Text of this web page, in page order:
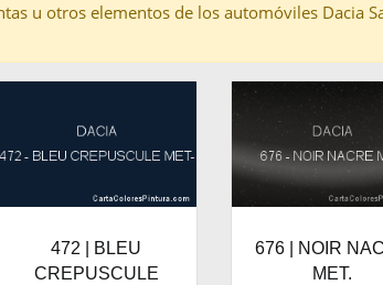
u otros elementos de los automóviles Dacia
472 | BLEU
CREPUSCULE
676 | NOIR
MET.